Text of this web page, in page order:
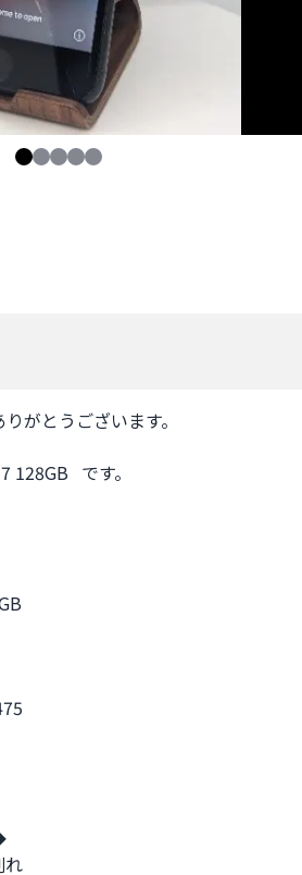
がとうございます。
です。
れ